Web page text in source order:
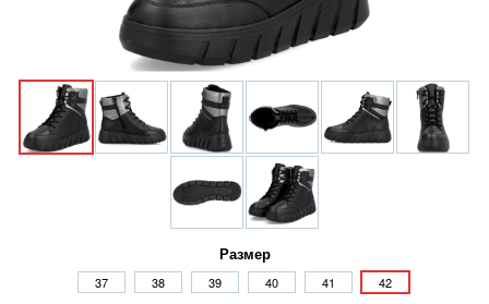
Размер
37 38 39 40 41 42